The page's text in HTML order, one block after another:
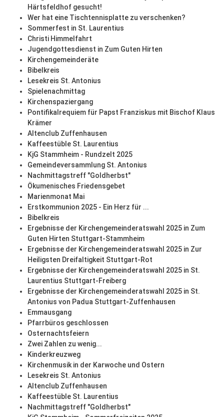
Härtsfeldhof gesucht!
Wer hat eine Tischtennisplatte zu verschenken?
Sommerfest in St. Laurentius
Christi Himmelfahrt
Jugendgottesdienst in Zum Guten Hirten
Kirchengemeinderäte
Bibelkreis
Lesekreis St. Antonius
Spielenachmittag
Kirchenspaziergang
Pontifikalrequiem für Papst Franziskus mit Bischof Klaus
Krämer
Altenclub Zuffenhausen
Kaffeestüble St. Laurentius
KjG Stammheim - Rundzelt 2025
Gemeindeversammlung St. Antonius
Nachmittagstreff "Goldherbst"
Ökumenisches Friedensgebet
Marienmonat Mai
Erstkommunion 2025 - Ein Herz für ...
Bibelkreis
Ergebnisse der Kirchengemeinderatswahl 2025 in Zum
Guten Hirten Stuttgart-Stammheim
Ergebnisse der Kirchengemeinderatswahl 2025 in Zur
Heiligsten Dreifaltigkeit Stuttgart-Rot
Ergebnisse der Kirchengemeinderatswahl 2025 in St.
Laurentius Stuttgart-Freiberg
Ergebnisse der Kirchengemeinderatswahl 2025 in St.
Antonius von Padua Stuttgart-Zuffenhausen
Emmausgang
Pfarrbüros geschlossen
Osternachtsfeiern
Zwei Zahlen zu wenig...
Kinderkreuzweg
Kirchenmusik in der Karwoche und Ostern
Lesekreis St. Antonius
Altenclub Zuffenhausen
Kaffeestüble St. Laurentius
Nachmittagstreff "Goldherbst"